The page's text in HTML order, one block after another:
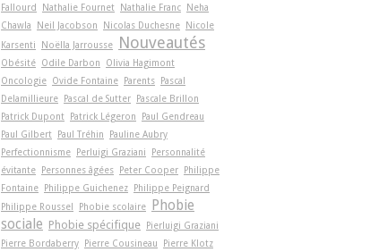
Fallourd
Nathalie Fournet Nathalie Franc Neha
Chawla
Neil Jacobson Nicolas Duchesne Nicole
Karsenti
Noëlla Jarrousse Nouveautés
Obésité Odile Darbon
Olivia Hagimont
Oncologie Ovide Fontaine Parents Pascal
Delamillieure Pascal de Sutter Pascale Brillon
Patrick Dupont Patrick Légeron
Paul Gendreau
Paul Gilbert Paul Tréhin
Pauline Aubry
Perfectionnisme Perluigi Graziani
Personnalité
évitante Personnes âgées Peter Cooper Philippe
Fontaine Philippe Guichenez Philippe Peignard
Philippe Roussel
Phobie scolaire
Phobie
sociale Phobie spécifique Pierluigi Graziani
Pierre Bordaberry Pierre Cousineau
Pierre Klotz